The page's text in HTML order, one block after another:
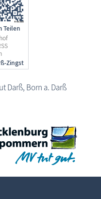
Teilen
Darß, Born a. Darß